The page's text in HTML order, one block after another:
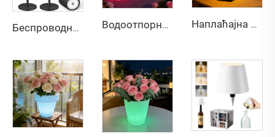
Беспроводна РГБ боце столна лампа 3 ниво затамњења 3 ниво затамњења Водоотпорни ИНДЕЛЕД СВЕГОВОГ ДОБРА за бар и ван Наплаћајна додирљива двобојна безстепна лампа за сто